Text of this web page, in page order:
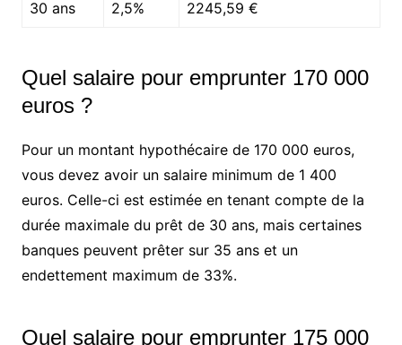
30 ans 2,5% 2245,59 €
Quel salaire pour emprunter 170 000
euros ?
Pour un montant hypothécaire de 170 000 euros,
vous devez avoir un salaire minimum de 1 400
euros. Celle-ci est estimée en tenant compte de la
durée maximale du prêt de 30 ans, mais certaines
banques peuvent prêter sur 35 ans et un
endettement maximum de 33%.
Quel salaire pour emprunter 175 000